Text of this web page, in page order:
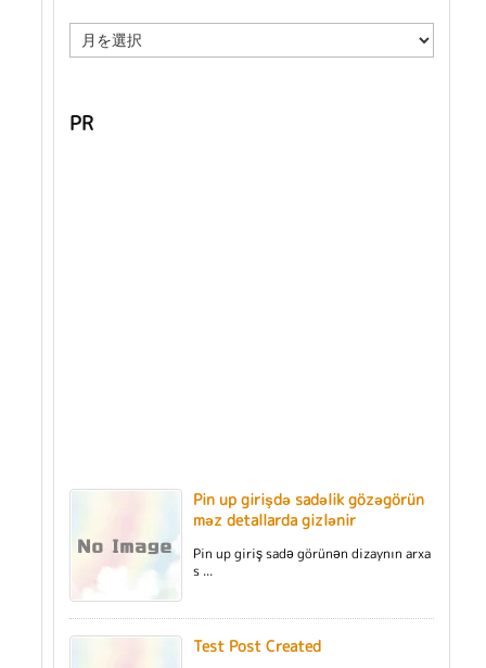
ー
ブ
PR
Pin up girişdə sadəlik gözəgörün
məz detallarda gizlənir
Pin up giriş sadə görünən dizaynın arxa
s ...
Test Post Created